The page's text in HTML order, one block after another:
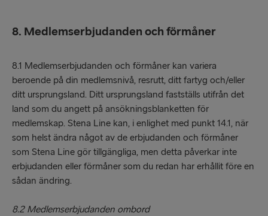
8. Medlemserbjudanden och förmåner
8.1 Medlemserbjudanden och förmåner kan variera
beroende på din medlemsnivå, resrutt, ditt fartyg och/eller
ditt ursprungsland. Ditt ursprungsland fastställs utifrån det
land som du angett på ansökningsblanketten för
medlemskap. Stena Line kan, i enlighet med punkt 14.1, när
som helst ändra något av de erbjudanden och förmåner
som Stena Line gör tillgängliga, men detta påverkar inte
erbjudanden eller förmåner som du redan har erhållit före en
sådan ändring.
8.2 Medlemserbjudanden ombord